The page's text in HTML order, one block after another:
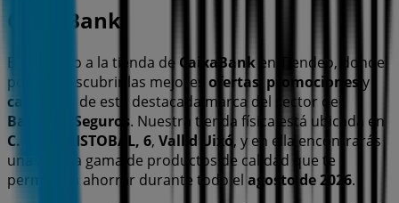
CaixaBank
Bienvenido a la tienda de CaixaBank en Tiendeo, donde
podrás descubrir las mejores ofertas promociones y
catálogos
de esta destacada marca del sector de
Bancos y Seguros. Nuestra tienda física está ubicada en
C. SAN CRISTOBAL, 6, Vall d Uixó, y en ella encontrarás
una amplia gama de productos de calidad que te
permitirán ahorrar durante todo el agosto de 2026.